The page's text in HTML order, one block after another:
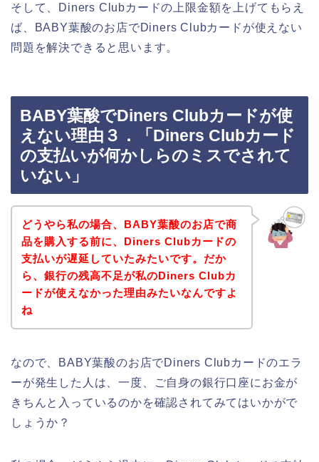
そして、Diners Clubカードの上限金額を上げてもらえ
ば、BABY葉酸のお店でDiners Clubカードが使えない
問題を解決できると思います。
BABY葉酸でDiners Clubカードが使
えない理由３．「Diners Clubカード
の支払いが何かしらのミスでされて
いない」
どうやら私の場合、BABY葉酸のお店で商
品を購入する前に、Diners Clubカードの
支払いが遅延していたみたいです。だか
ら、銀行の残高不足が私のDiners Clubカ
ードが使えなかった理由みたいなんですよ
ね
なので、BABY葉酸のお店でDiners Clubカードのエラ
ーが発生した人は、一度、ご自身の銀行口座にお金が
きちんと入っているのかを確認されてみてはいかがで
しょうか？